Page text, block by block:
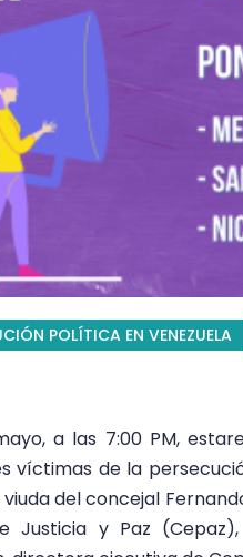
POLÍTICA EN VENEZUELA
a las 7:00 PM,
víctimas de la
del concejal
Justicia y Paz